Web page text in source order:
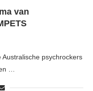
van
psychrockers
…